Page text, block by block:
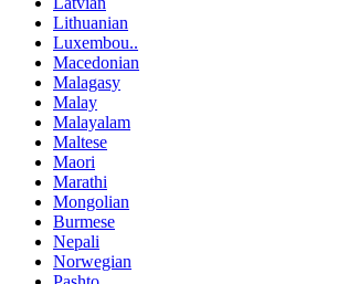
Lithuanian
Luxembou..
Macedonian
Malagasy
Malay
Malayalam
Maltese
Maori
Marathi
Mongolian
Burmese
Nepali
Norwegian